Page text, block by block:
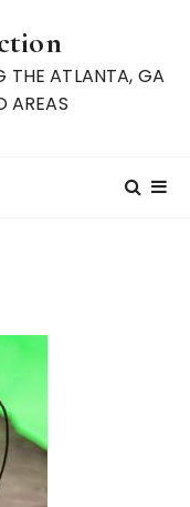
ATLANTA, GA
AREAS